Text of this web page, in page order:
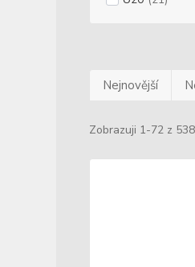
Nejnovější
Zobrazuji 1-72 z 538